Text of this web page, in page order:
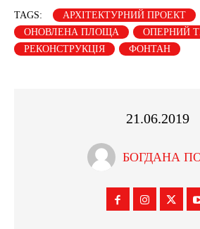
TAGS:
АРХІТЕКТУРНИЙ ПРОЕКТ
ОНОВЛЕНА ПЛОЩА
ОПЕРНИЙ
РЕКОНСТРУКЦІЯ
ФОНТАН
21.06.2019
БОГДАНА